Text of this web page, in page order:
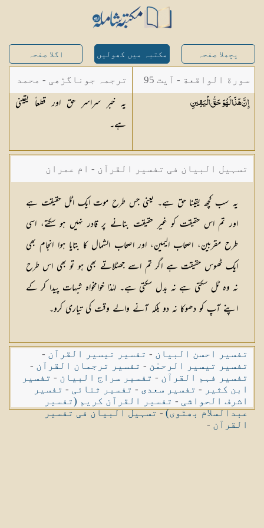
پچھلا صفحہ مکتبہ میں کھولیں اگلا صفحہ
سورة الواقعة - آیت 95
إِنَّ هَٰذَا لَهُوَ حَقُّالْيَقِينِ
ترجمہ جوناگڑھی - محمد
جونا گڑھی
یہ خبر سراسر حق اور قطعاً یقینی
ہے۔
تسہیل البیان فی تفسیر القرآن - ام عمران
شکیلہ بنت میاں فضل حسین
یہ سب کچھ یقینا حق ہے۔ یعنی جس طرح موت ایک اٹل حقیقت ہے
اور تم اس حقیقت کو غیر حقیقت بنانے پر قادر نہیں ہو سکتے، اسی
طرح مقربین، اصحاب الیمین، اور اصحاب الشمال کا بتایا ہوا انجام بھی
ایک ٹھوس حقیقت ہے اگر تم اسے جھٹلاتے بھی ہو تو بھی اس طرح
نہ وہ ٹل سکتی ہے نہ بدل سکتی ہے۔ لہٰذا خوامخواہ شبہات پیدا کر کے
اپنے آپ کو دھوکا نہ دو بلکہ آنے والے وقت کی تیاری کرو۔
تفسیر احسن البیان - تفسیر تیسیر القرآن -
تفسیر تیسیر الرحمٰن - تفسیر ترجمان القرآن -
تفسیر فہم القرآن - تفسیر سراج البیان - تفسیر
ابن کثیر - تفسیر سعدی - تفسیر ثنائی - تفسیر
اشرف الحواشی - تفسیر القرآن کریم (تفسیر
عبدالسلام بھٹوی)-تسہیل البیان فی تفسیر
القرآن -